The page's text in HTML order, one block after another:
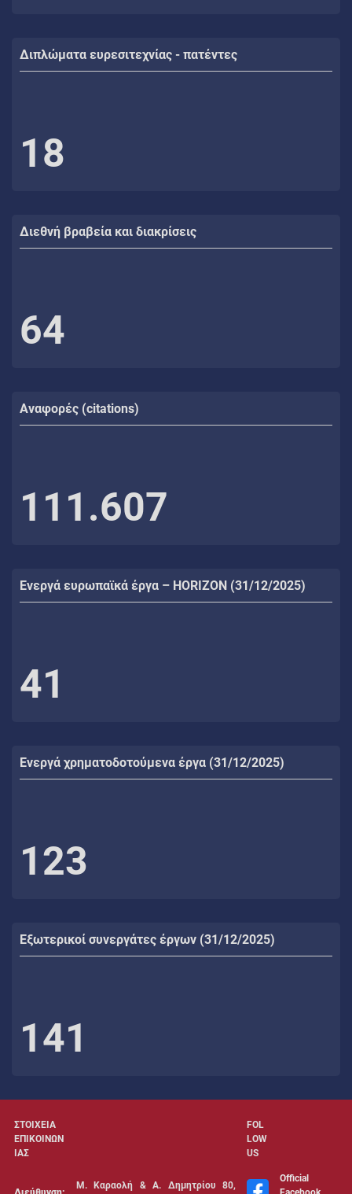
Διπλώματα ευρεσιτεχνίας - πατέντες
18
Διεθνή βραβεία και διακρίσεις
64
Αναφορές (citations)
111.607
Ενεργά ευρωπαϊκά έργα – HORIZON (31/12/2025)
41
Ενεργά χρηματοδοτούμενα έργα (31/12/2025)
123
Εξωτερικοί συνεργάτες έργων (31/12/2025)
141
ΣΤΟΙΧΕΙΑ
ΕΠΙΚΟΙΝΩΝ
ΙΑΣ
FOL
LOW
US
Μ. Καραολή & Α. Δημητρίου 80,
Official